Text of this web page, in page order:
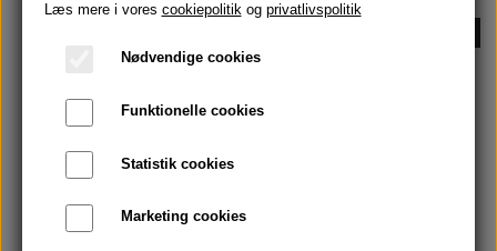
Skægolie og barbering
Håndmalede badeforhæng
Blog
Om
Læs mere i vores cookiepolitikog privatlivspolitik
Nødvendige cookies
Funktionelle cookies
Statistik cookies
Marketing cookies